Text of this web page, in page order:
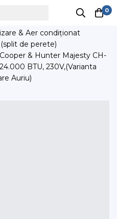
0
& Aer condiționat
de perete)
& Hunter Majesty CH-
BTU, 230V,(Varianta
Auriu)